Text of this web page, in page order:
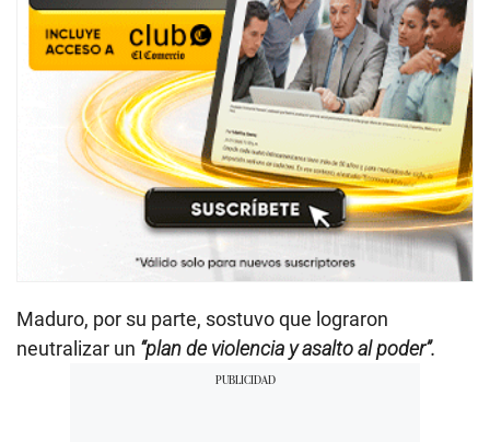
Maduro, por su parte, sostuvo que lograron
neutralizar un “plan de violencia y asalto al poder”.